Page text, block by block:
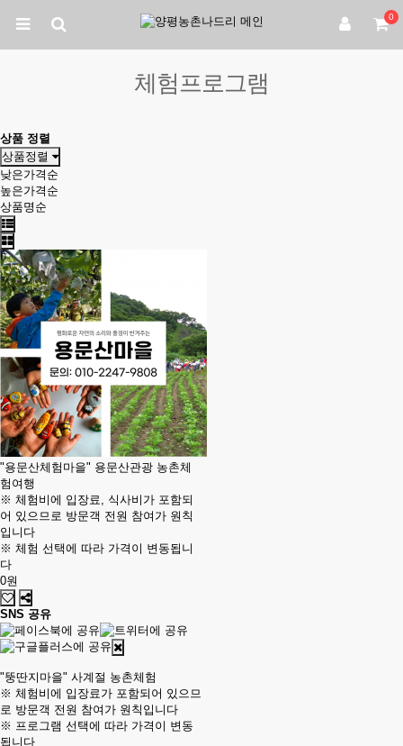
0
체험프로그램
상품 정렬
상품정렬
낮은가격순
높은가격순
상품명순
"용문산체험마을" 용문산관광 농촌체
험여행
※ 체험비에 입장료, 식사비가 포함되
어 있으므로 방문객 전원 참여가 원칙
입니다
※ 체험 선택에 따라 가격이 변동됩니
다
0원
SNS 공유
"뚱딴지마을" 사계절 농촌체험
※ 체험비에 입장료가 포함되어 있으므
로 방문객 전원 참여가 원칙입니다
※ 프로그램 선택에 따라 가격이 변동
됩니다